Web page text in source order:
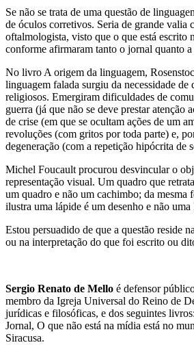
Se não se trata de uma questão de
de óculos corretivos. Seria de grande valia
oftalmologista, visto que o que está escrito
conforme afirmaram tanto o jornal quanto a
No livro A origem da linguagem,
linguagem falada surgiu da necessidade
religiosos. Emergiram dificuldades de
guerra (já que não se deve prestar atenção
de crise (em que se ocultam ações de um
revoluções (com gritos por toda parte) e,
degeneração (com a repetição hipócrita de
Michel Foucault procurou desvincular o
representação visual. Um quadro que
um quadro e não um cachimbo; da mesma
ilustra uma lápide é um desenho e não uma
Estou persuadido de que a questão reside
ou na interpretação do que foi escrito ou
Sergio Renato de Mello é defensor
membro da Igreja Universal do Reino de
jurídicas e filosóficas, e dos seguintes
Jornal, O que não está na mídia está no
Siracusa.